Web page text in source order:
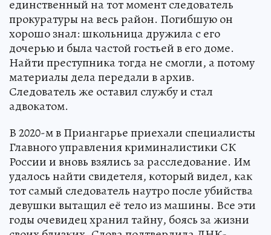
единственный на тот момент следователь
прокуратуры на весь район. Погибшую он
хорошо знал: школьница дружила с его
дочерью и была частой гостьей в его доме.
Найти преступника тогда не смогли, а потому
материалы дела передали в архив.
Следователь же оставил службу и стал
адвокатом.
В 2020-м в Приангарье приехали специалисты
Главного управления криминалистики СК
России и вновь взялись за расследование. Им
удалось найти свидетеля, который видел, как
тот самый следователь наутро после убийства
девушки вытащил её тело из машины. Все эти
годы очевидец хранил тайну, боясь за жизни